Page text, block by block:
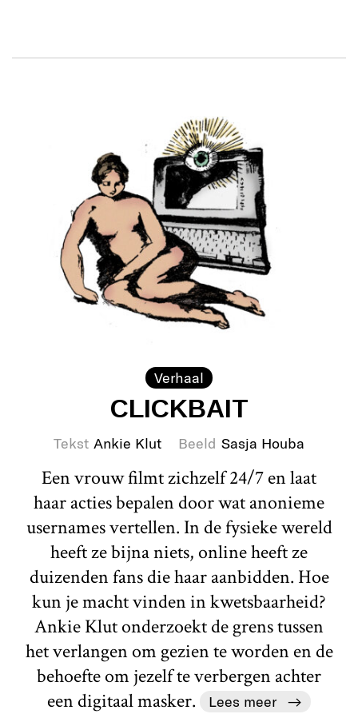
Verhaal
CLICKBAIT
Tekst Ankie Klut Beeld Sasja Houba
Een vrouw filmt zichzelf 24/7 en laat
haar acties bepalen door wat anonieme
usernames vertellen. In de fysieke wereld
heeft ze bijna niets, online heeft ze
duizenden fans die haar aanbidden. Hoe
kun je macht vinden in kwetsbaarheid?
Ankie Klut onderzoekt de grens tussen
het verlangen om gezien te worden en de
behoefte om jezelf te verbergen achter
een digitaal masker.
Lees meer